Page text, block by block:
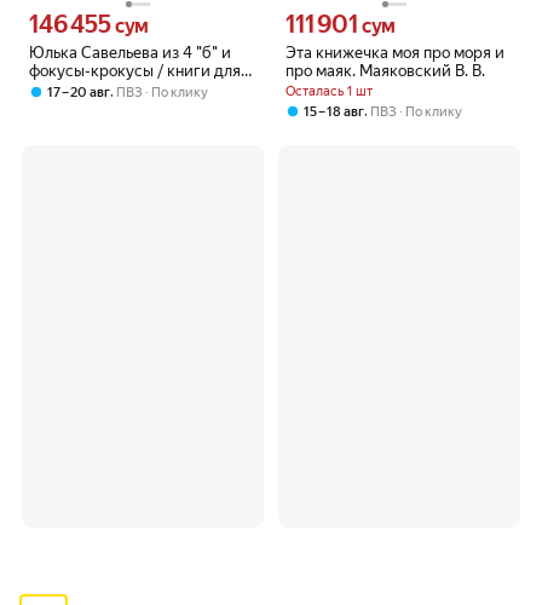
Юлька Савельева из 4 "б" и
фокусы-крокусы / книги для
детей 6+
Цена 146455 сум вместо
146 455сум
17 – 20 авг, ПВЗ По клику
Эта книжечка моя про моря и
про маяк. Маяковский В. В.
Осталась 1 шт
Цена 111901 сум вместо
111 901 сум
15 – 18 авг, ПВЗ По клику